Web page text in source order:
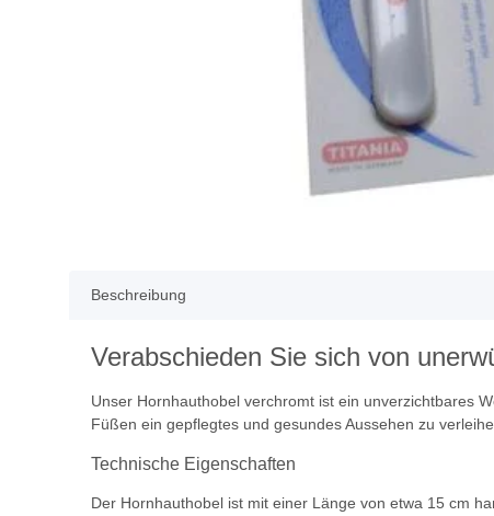
Beschreibung
Verabschieden Sie sich von
Unser Hornhauthobel verchromt ist ein unverzichtbares
Füßen ein gepflegtes und gesundes Aussehen zu
Technische Eigenschaften
Der Hornhauthobel ist mit einer Länge von etwa 15 cm